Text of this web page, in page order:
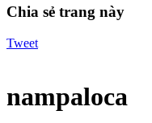
Chia sẻ trang này
Tweet
nampaloca